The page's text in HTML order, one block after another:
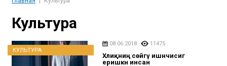
Культура
КУЛЬТУРА
08.06.2018 11475
Хәлиқниң сөйгү ишәнчисигә
еришкән инсан